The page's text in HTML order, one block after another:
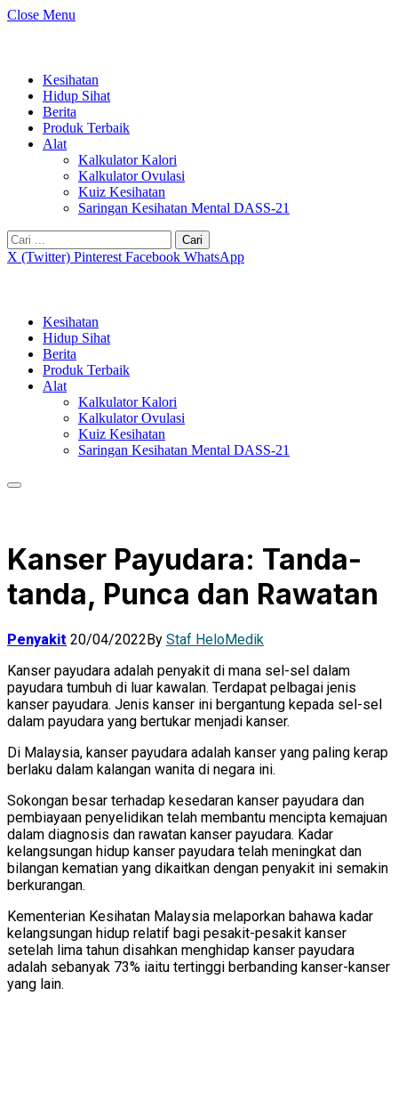
Close Menu
Kesihatan
Hidup Sihat
Berita
Produk Terbaik
Alat
Kalkulator Kalori
Kalkulator Ovulasi
Kuiz Kesihatan
Saringan Kesihatan Mental DASS-21
Cari:
X (Twitter) Pinterest Facebook WhatsApp
Kesihatan
Hidup Sihat
Berita
Produk Terbaik
Alat
Kalkulator Kalori
Kalkulator Ovulasi
Kuiz Kesihatan
Saringan Kesihatan Mental DASS-21
Kanser Payudara: Tanda-
tanda, Punca dan Rawatan
Penyakit 20/04/2022By Staf HeloMedik
Kanser payudara adalah penyakit di mana sel-sel dalam
payudara tumbuh di luar kawalan. Terdapat pelbagai jenis
kanser payudara. Jenis kanser ini bergantung kepada sel-sel
dalam payudara yang bertukar menjadi kanser.
Di Malaysia, kanser payudara adalah kanser yang paling kerap
berlaku dalam kalangan wanita di negara ini.
Sokongan besar terhadap kesedaran kanser payudara dan
pembiayaan penyelidikan telah membantu mencipta kemajuan
dalam diagnosis dan rawatan kanser payudara. Kadar
kelangsungan hidup kanser payudara telah meningkat dan
bilangan kematian yang dikaitkan dengan penyakit ini semakin
berkurangan.
Kementerian Kesihatan Malaysia melaporkan bahawa kadar
kelangsungan hidup relatif bagi pesakit-pesakit kanser
setelah lima tahun disahkan menghidap kanser payudara
adalah sebanyak 73% iaitu tertinggi berbanding kanser-kanser
yang lain.